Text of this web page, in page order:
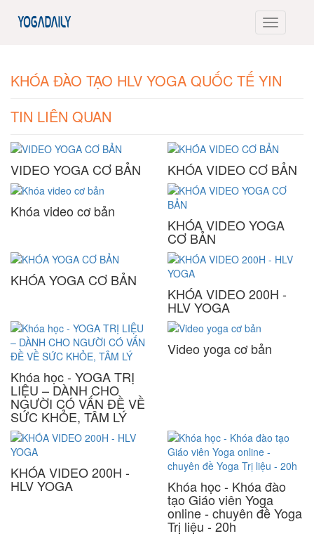
KHÓA ĐÀO TẠO HLV YOGA QUỐC TẾ YIN
TIN LIÊN QUAN
VIDEO YOGA CƠ BẢN KHÓA VIDEO CƠ BẢN
Khóa video cơ bản
KHÓA VIDEO YOGA
CƠ BẢN
KHÓA YOGA CƠ BẢN
KHÓA VIDEO 200H -
HLV YOGA
Khóa học - YOGA TRỊ
LIỆU – DÀNH CHO
NGƯỜI CÓ VẤN ĐỀ VỀ
SỨC KHỎE, TÂM LÝ
Video yoga cơ bản
KHÓA VIDEO 200H -
HLV YOGA Khóa học - Khóa đào
tạo Giáo viên Yoga
online - chuyên đề Yoga
Trị liệu - 20h